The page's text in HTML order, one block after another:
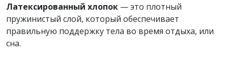
Латексированный хлопок — это плотный
пружинистый слой, который обеспечивает
правильную поддержку тела во время отдыха, или
сна.